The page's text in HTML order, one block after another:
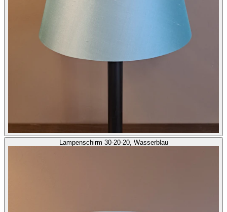
Lampenschirm 30-20-20, Wasserblau